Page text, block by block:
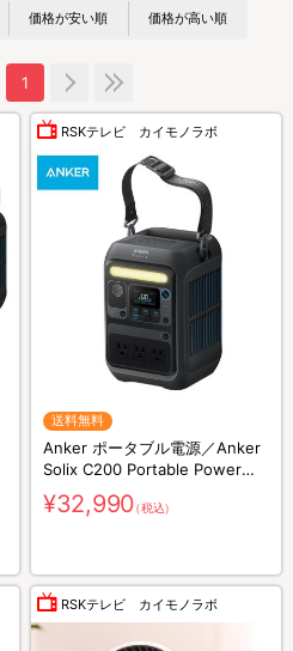
価格が安い順 価格が高い順
1
RSKテレビ カイモノラボ
送料無料
Anker ポータブル電源／Anker
Solix C200 Portable Power
Station／230Wh／8ポート／防
災グッズ／災害対策
¥32,990（税込）
RSKテレビ カイモノラボ